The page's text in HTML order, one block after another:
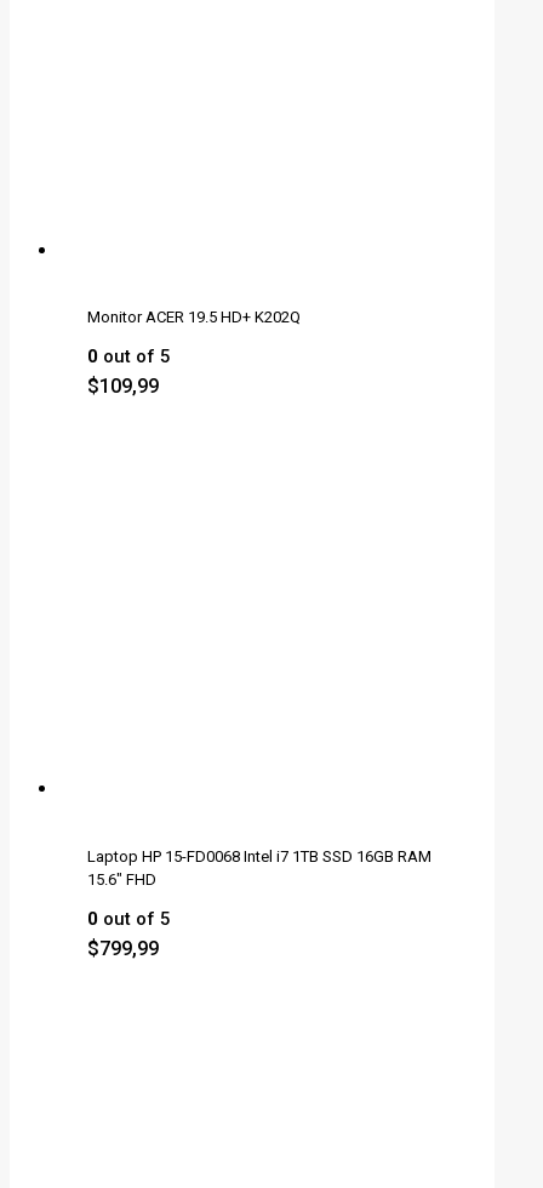
Monitor ACER 19.5 HD+ K202Q
0 out of 5
$109,99
Laptop HP 15-FD0068 Intel i7 1TB SSD 16GB RAM
15.6" FHD
0 out of 5
$799,99